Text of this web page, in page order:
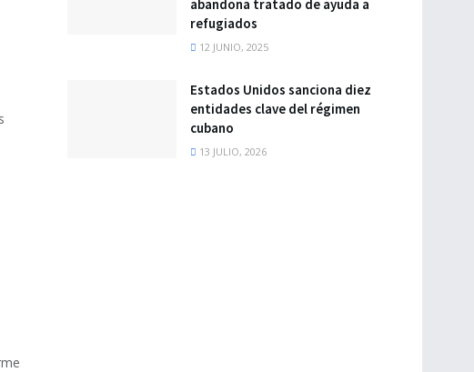
abandona tratado de ayuda a
refugiados
12 JUNIO, 2025
Estados Unidos sanciona diez
entidades clave del régimen
cubano
13 JULIO, 2026